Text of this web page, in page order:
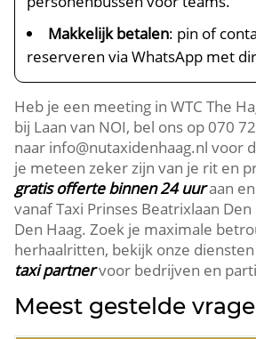
Makkelijk betalen: pin of
reserveren via WhatsApp met
Heb je een meeting in WTC The
bij Laan van NOI, bel ons op 070
naar info@nutaxidenhaag.nl voor
je meteen zeker zijn van je rit en
gratis offerte binnen 24 uuraan
vanaf Taxi Prinses Beatrixlaan
Den Haag. Zoek je maximale
herhaalritten, bekijk onze diensten
taxi partnervoor bedrijven en
Meest gestelde